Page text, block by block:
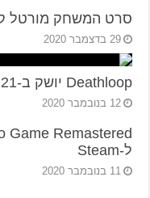
סרט המשחק מורטל
29 בדצמבר 2020
Deathloop יושק ב-21 במאי 2021
12 בנובמבר 2020
ל-Steam
11 בנובמבר 2020